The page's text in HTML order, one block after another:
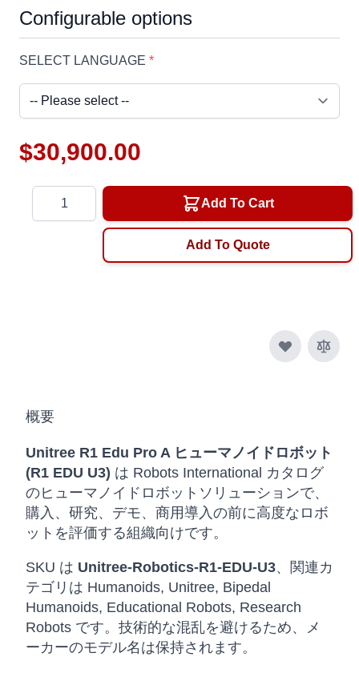
Configurable options
SELECT LANGUAGE *
$30,900.00
Add To Cart
Add To Quote
概要
Unitree R1 Edu Pro A ヒューマノイドロボット
(R1 EDU U3) は Robots International カタログ
のヒューマノイドロボットソリューションで、
購入、研究、デモ、商用導入の前に高度なロボ
ットを評価する組織向けです。
SKU は Unitree-Robotics-R1-EDU-U3、関連カ
テゴリは Humanoids, Unitree, Bipedal
Humanoids, Educational Robots, Research
Robots です。技術的な混乱を避けるため、メ
ーカーのモデル名は保持されます。